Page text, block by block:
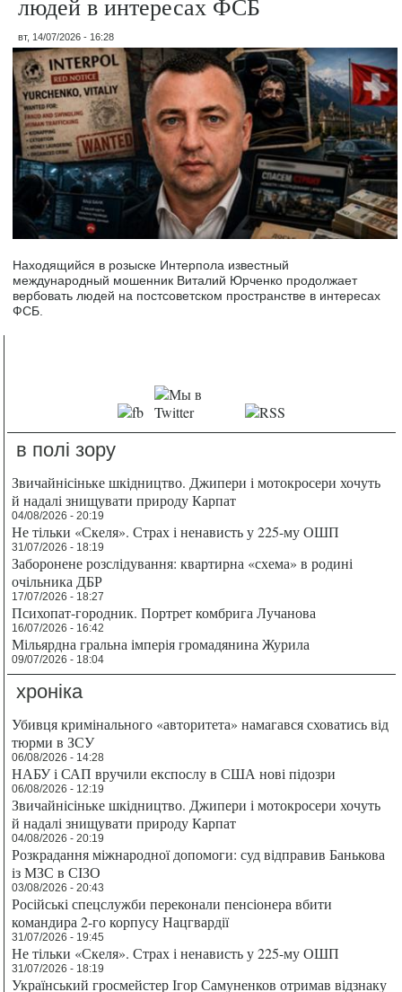
людей в интересах ФСБ
вт, 14/07/2026 - 16:28
Находящийся в розыске Интерпола известный
международный мошенник Виталий Юрченко продолжает
вербовать людей на постсоветском пространстве в интересах
ФСБ.
в полі зору
Звичайнісіньке шкідництво. Джипери і мотокросери хочуть
й надалі знищувати природу Карпат
04/08/2026 - 20:19
Не тільки «Скеля». Страх і ненависть у 225-му ОШП
31/07/2026 - 18:19
Заборонене розслідування: квартирна «схема» в родині
очільника ДБР
17/07/2026 - 18:27
Психопат-городник. Портрет комбрига Лучанова
16/07/2026 - 16:42
Мільярдна гральна імперія громадянина Журила
09/07/2026 - 18:04
хроніка
Убивця кримінального «авторитета» намагався сховатись від
тюрми в ЗСУ
06/08/2026 - 14:28
НАБУ і САП вручили експослу в США нові підозри
06/08/2026 - 12:19
Звичайнісіньке шкідництво. Джипери і мотокросери хочуть
й надалі знищувати природу Карпат
04/08/2026 - 20:19
Розкрадання міжнародної допомоги: суд відправив Банькова
із МЗС в СІЗО
03/08/2026 - 20:43
Російські спецслужби переконали пенсіонера вбити
командира 2-го корпусу Нацгвардії
31/07/2026 - 19:45
Не тільки «Скеля». Страх і ненависть у 225-му ОШП
31/07/2026 - 18:19
Український гросмейстер Ігор Самуненков отримав відзнаку